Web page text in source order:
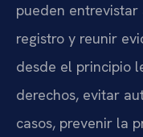
pueden
registro y reunir
desde el principio
derechos, evitar
casos, prevenir la